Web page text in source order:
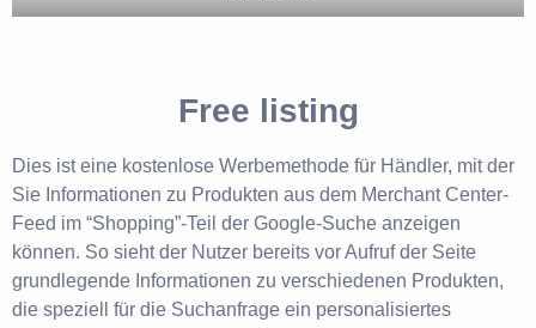
Free listing
Dies ist eine kostenlose Werbemethode für Händler, mit der
Sie Informationen zu Produkten aus dem Merchant Center-
Feed im “Shopping”-Teil der Google-Suche anzeigen
können. So sieht der Nutzer bereits vor Aufruf der Seite
grundlegende Informationen zu verschiedenen Produkten,
die speziell für die Suchanfrage ein personalisiertes